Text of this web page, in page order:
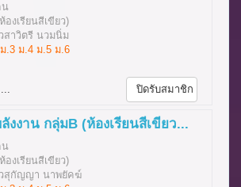
น
งเรียนสีเขียว)
สาวิตรี นวมนิ่ม
.3 ม.4 ม.5 ม.6
ปิดรับสมาชิก
งงาน กลุ่มB (ห้องเรียนสีเขียว...
น
งเรียนสีเขียว)
สุกัญญา นาพยัคฆ์